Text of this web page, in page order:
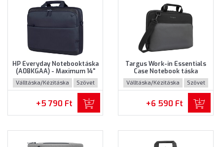
HP Everyday Notebooktáska
(A08KGAA) - Maximum 14"
méretű notebookokhoz
Válltáska/Kézitáska Szövet
+5 790 Ft
Targus Work-in Essentials
Case Notebook táska
(TED007GL) - Maximum 14.0"
méretű notebokhoz -
Fekete-szürke színben
Válltáska/Kézitáska Szövet
+6 590 Ft